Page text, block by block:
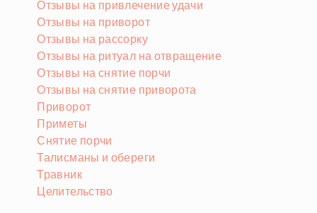
Отзывы на привлечение удачи
Отзывы на приворот
Отзывы на рассорку
Отзывы на ритуал на отвращение
Отзывы на снятие порчи
Отзывы на снятие приворота
Приворот
Приметы
Снятие порчи
Талисманы и обереги
Травник
Целительство